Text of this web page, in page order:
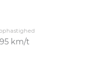
km/t